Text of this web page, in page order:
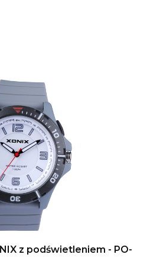
z podświetleniem - PO-